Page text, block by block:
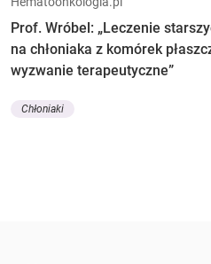
Prof. Wróbel: „Leczenie
na chłoniaka z komórek
wyzwanie terapeutyczne”
Chłoniaki